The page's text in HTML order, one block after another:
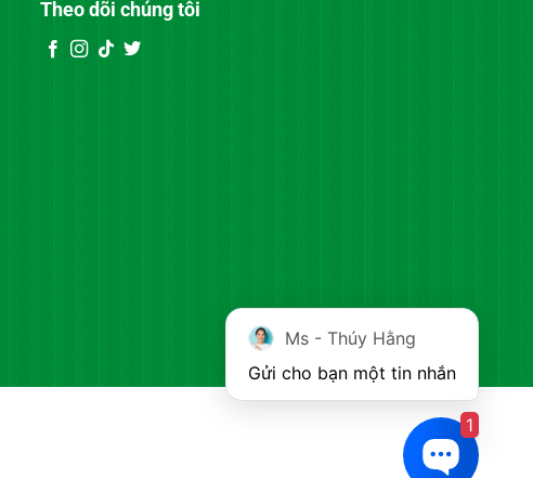
Theo dõi chúng tôi
Ms - Thúy Hằng
Gửi cho bạn một tin nhắn
1